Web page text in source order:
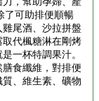
可助排便順暢
尾酒、沙拉拼盤
代楓糖淋在剛烤
一杯特調果汁。
食纖維，對排便
、維生素、礦物